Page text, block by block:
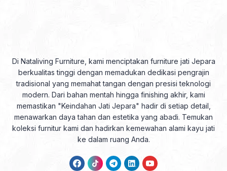
Di Nataliving Furniture, kami menciptakan furniture jati Jepara
berkualitas tinggi dengan memadukan dedikasi pengrajin
tradisional yang memahat tangan dengan presisi teknologi
modern. Dari bahan mentah hingga finishing akhir, kami
memastikan "Keindahan Jati Jepara" hadir di setiap detail,
menawarkan daya tahan dan estetika yang abadi. Temukan
koleksi furnitur kami dan hadirkan kemewahan alami kayu jati
ke dalam ruang Anda.